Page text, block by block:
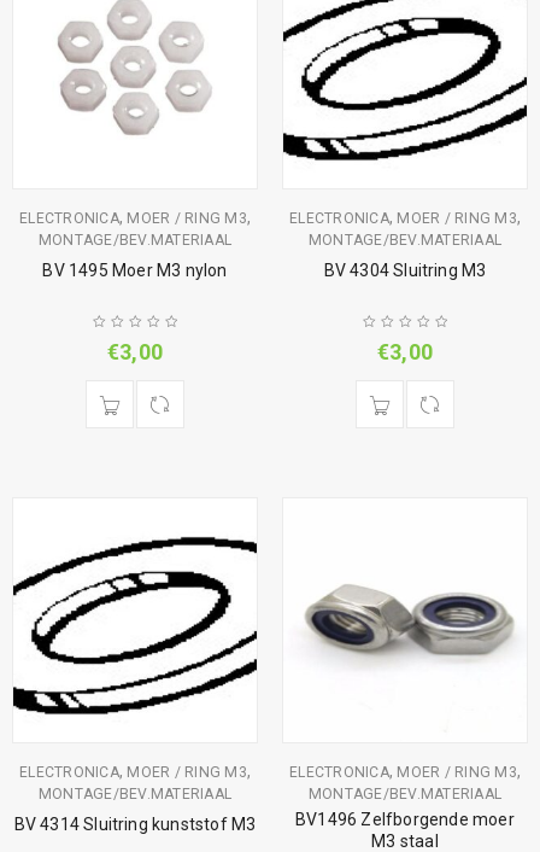
ELECTRONICA, MOER / RING M3,
MONTAGE/BEV.MATERIAAL
BV 1495 Moer M3 nylon
€3,00
ELECTRONICA, MOER / RING M3,
MONTAGE/BEV.MATERIAAL
BV 4304 Sluitring M3
€3,00
ELECTRONICA, MOER / RING M3,
MONTAGE/BEV.MATERIAAL
BV 4314 Sluitring kunststof M3
ELECTRONICA, MOER / RING M3,
MONTAGE/BEV.MATERIAAL
BV1496 Zelfborgende moer
M3 staal